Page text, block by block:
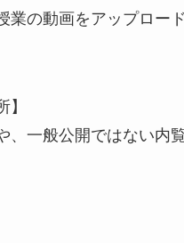
業の動画をアップロー
】
、一般公開ではない内